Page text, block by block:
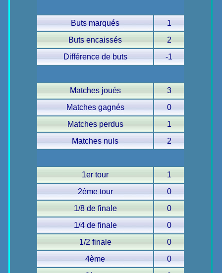
Buts marqués
1
Buts encaissés
2
Différence de buts
-1
Matches joués
3
Matches gagnés
0
Matches perdus
1
Matches nuls
2
1er tour
1
2ème tour
0
1/8 de finale
0
1/4 de finale
0
1/2 finale
0
4ème
0